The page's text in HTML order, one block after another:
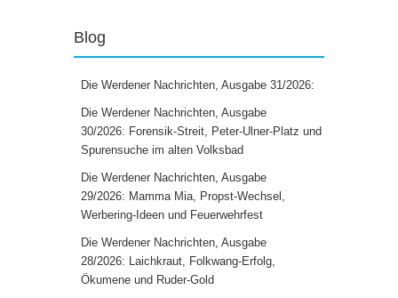
Blog
Die Werdener Nachrichten, Ausgabe 31/2026:
Die Werdener Nachrichten, Ausgabe
30/2026: Forensik-Streit, Peter-Ulner-Platz und
Spurensuche im alten Volksbad
Die Werdener Nachrichten, Ausgabe
29/2026: Mamma Mia, Propst-Wechsel,
Werbering-Ideen und Feuerwehrfest
Die Werdener Nachrichten, Ausgabe
28/2026: Laichkraut, Folkwang-Erfolg,
Ökumene und Ruder-Gold